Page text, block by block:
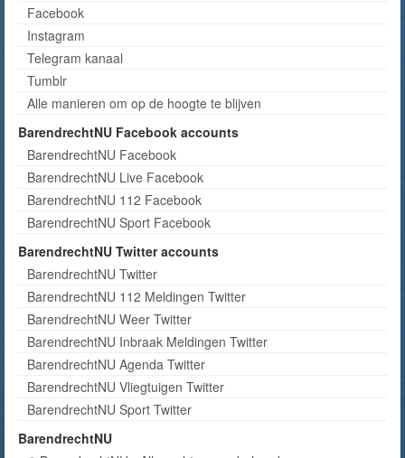
Facebook
Instagram
Telegram kanaal
Tumblr
Alle manieren om op de hoogte te blijven
BarendrechtNU Facebook accounts
BarendrechtNU Facebook
BarendrechtNU Live Facebook
BarendrechtNU 112 Facebook
BarendrechtNU Sport Facebook
BarendrechtNU Twitter accounts
BarendrechtNU Twitter
BarendrechtNU 112 Meldingen Twitter
BarendrechtNU Weer Twitter
BarendrechtNU Inbraak Meldingen Twitter
BarendrechtNU Agenda Twitter
BarendrechtNU Vliegtuigen Twitter
BarendrechtNU Sport Twitter
BarendrechtNU